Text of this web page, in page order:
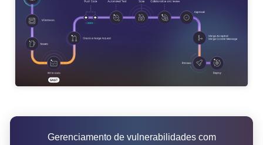
Gerenciamento de vulnerabilidades com